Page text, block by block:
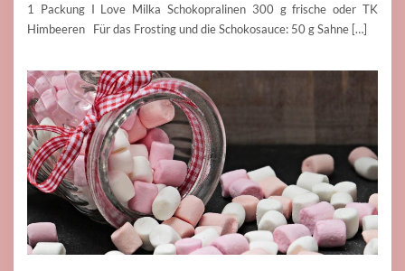
1 Packung I Love Milka Schokopralinen 300 g frische oder TK
Himbeeren Für das Frosting und die Schokosauce: 50 g Sahne […]